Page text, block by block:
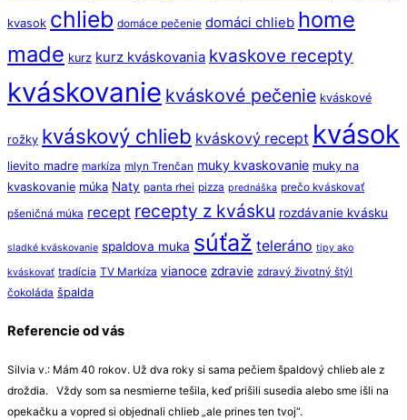
kvasok chlieb domáce pečenie domáci chlieb home
made kurz kurz kváskovania kvaskove recepty
kváskovanie kváskové pečenie kváskové
rožky kváskový chlieb kváskový recept kvások
lievito madre markíza mlyn Trenčan muky kvaskovanie muky na
kvaskovanie múka Naty panta rhei pizza prednáška prečo kváskovať
pšeničná múka recept recepty z kvásku rozdávanie kvásku
sladké kváskovanie spaldova muka súťaž teleráno tipy ako
kváskovať tradícia TV Markíza vianoce zdravie zdravý životný štýl
čokoláda špalda
Referencie od vás
Silvia v.: Mám 40 rokov. Už dva roky si sama pečiem špaldový chlieb ale z
droždia. Vždy som sa nesmierne tešila, keď prišili susedia alebo sme išli na
opekačku a vopred si objednali chlieb „ale prines ten tvoj“.